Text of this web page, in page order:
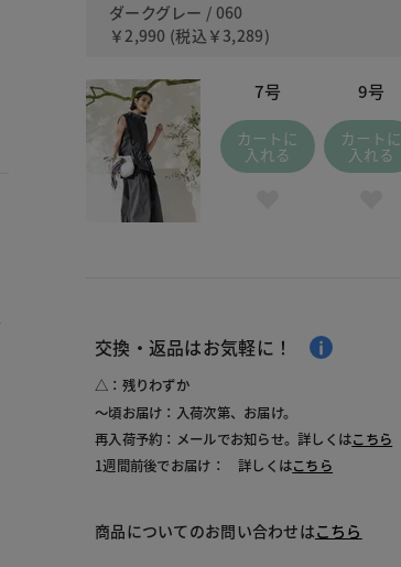
ダークグレー / 060
￥2,990 (税込 ￥3,289)
7号
カートに
入れる
9号
カートに
入れる
交換・返品はお気軽に！
△：残りわずか
～頃お届け：入荷次第、お届け。
再入荷予約：メールでお知らせ。詳しくはこちら
1週間前後でお届け： 詳しくはこちら
商品についてのお問い合わせはこちら